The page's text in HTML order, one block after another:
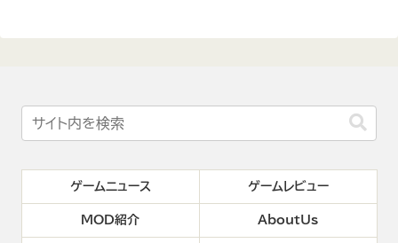
ゲームニュース ゲームレビュー
MOD紹介 AboutUs